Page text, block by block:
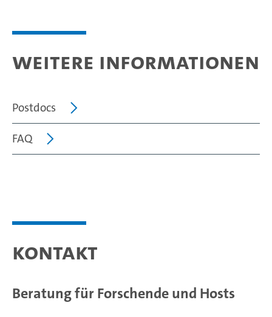
Weitere Informationen
Postdocs
FAQ
Kontakt
Beratung für Forschende und Hosts